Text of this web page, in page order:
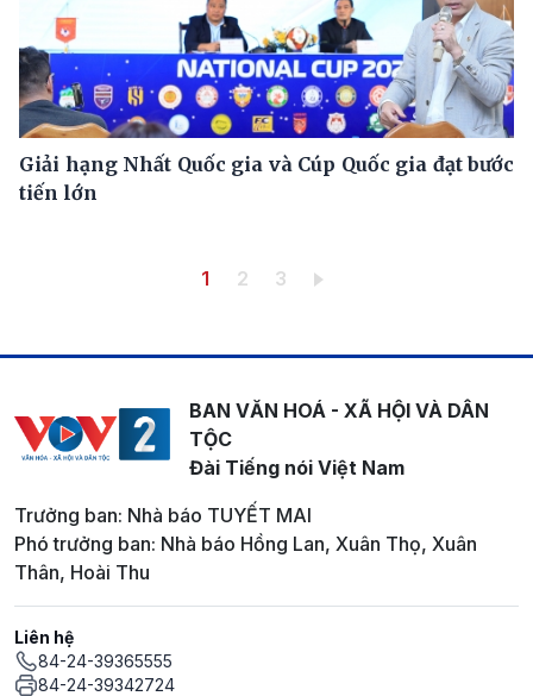
Giải hạng Nhất Quốc gia và Cúp Quốc gia đạt bước
tiến lớn
Trang hiện thời
1 Trang
2 Trang
3
BAN VĂN HOÁ - XÃ HỘI VÀ DÂN
TỘC
Đài Tiếng nói Việt Nam
Trưởng ban: Nhà báo TUYẾT MAI
Phó trưởng ban: Nhà báo Hồng Lan, Xuân Thọ, Xuân
Thân, Hoài Thu
Liên hệ
84-24-39365555
84-24-39342724